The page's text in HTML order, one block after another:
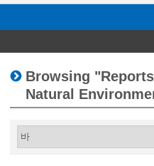
Browsing
Natural